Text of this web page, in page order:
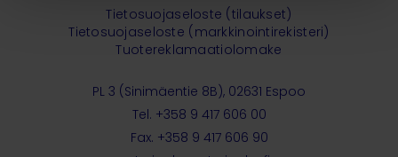
PL 3 (Sinimäentie 8B), 02631 Espoo
Tel. +358 9 417 606 00
Fax. +358 9 417 606 90
Tietosuojaseloste (tilaukset)
Tietosuojaseloste (markkinointirekisteri)
Tuotereklamaatiolomake